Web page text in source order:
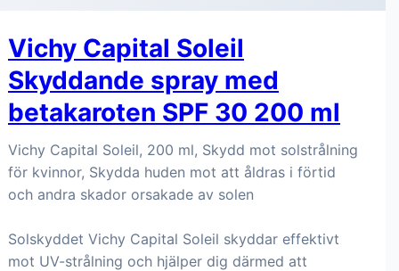
Vichy Capital Soleil
Skyddande spray med
betakaroten SPF 30 200 ml
Vichy Capital Soleil, 200 ml, Skydd mot solstrålning
för kvinnor, Skydda huden mot att åldras i förtid
och andra skador orsakade av solen
Solskyddet Vichy Capital Soleil skyddar effektivt
mot UV-strålning och hjälper dig därmed att